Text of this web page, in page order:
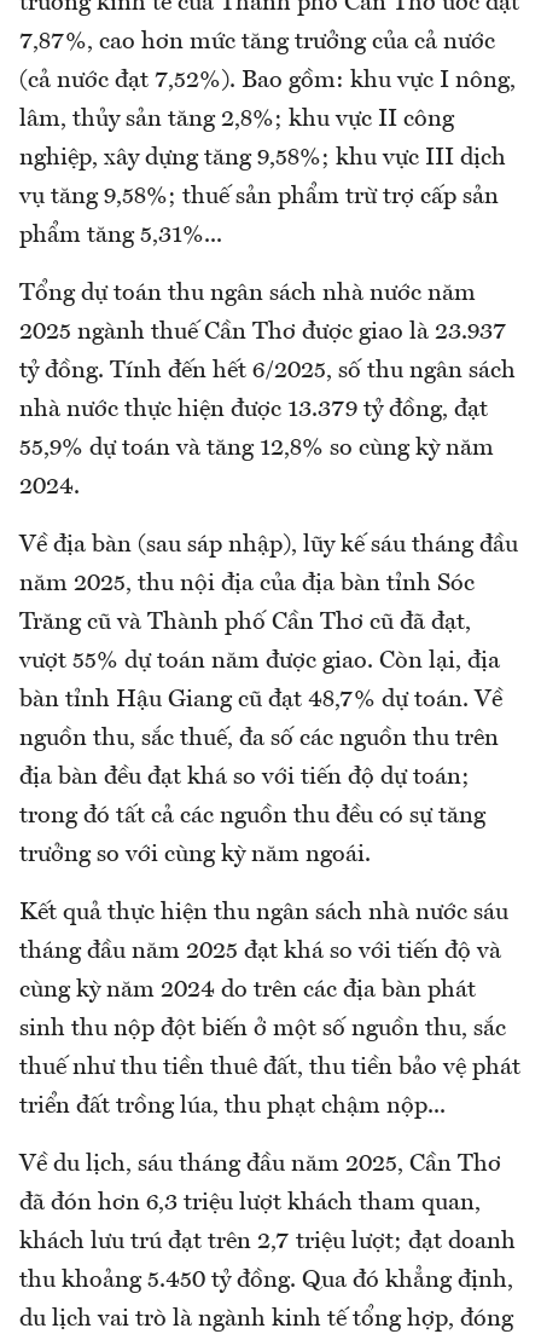
7,87%, cao hơn mức tăng trưởng của cả nước
(cả nước đạt 7,52%). Bao gồm: khu vực I nông,
lâm, thủy sản tăng 2,8%; khu vực II công
nghiệp, xây dựng tăng 9,58%; khu vực III dịch
vụ tăng 9,58%; thuế sản phẩm trừ trợ cấp sản
phẩm tăng 5,31%...
Tổng dự toán thu ngân sách nhà nước năm
2025 ngành thuế Cần Thơ được giao là 23.937
tỷ đồng. Tính đến hết 6/2025, số thu ngân sách
nhà nước thực hiện được 13.379 tỷ đồng, đạt
55,9% dự toán và tăng 12,8% so cùng kỳ năm
2024.
Về địa bàn (sau sáp nhập), lũy kế sáu tháng đầu
năm 2025, thu nội địa của địa bàn tỉnh Sóc
Trăng cũ và Thành phố Cần Thơ cũ đã đạt,
vượt 55% dự toán năm được giao. Còn lại, địa
bàn tỉnh Hậu Giang cũ đạt 48,7% dự toán. Về
nguồn thu, sắc thuế, đa số các nguồn thu trên
địa bàn đều đạt khá so với tiến độ dự toán;
trong đó tất cả các nguồn thu đều có sự tăng
trưởng so với cùng kỳ năm ngoái.
Kết quả thực hiện thu ngân sách nhà nước sáu
tháng đầu năm 2025 đạt khá so với tiến độ và
cùng kỳ năm 2024 do trên các địa bàn phát
sinh thu nộp đột biến ở một số nguồn thu, sắc
thuế như thu tiền thuê đất, thu tiền bảo vệ phát
triển đất trồng lúa, thu phạt chậm nộp...
Về du lịch, sáu tháng đầu năm 2025, Cần Thơ
đã đón hơn 6,3 triệu lượt khách tham quan,
khách lưu trú đạt trên 2,7 triệu lượt; đạt doanh
thu khoảng 5.450 tỷ đồng. Qua đó khẳng định,
du lịch vai trò là ngành kinh tế tổng hợp, đóng